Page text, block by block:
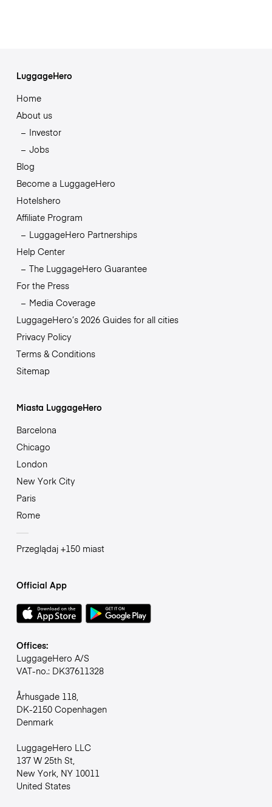
LuggageHero
Home
About us
Investor
Jobs
Blog
Become a LuggageHero
Hotelshero
Affiliate Program
LuggageHero Partnerships
Help Center
The LuggageHero Guarantee
For the Press
Media Coverage
LuggageHero’s 2026 Guides for all cities
Privacy Policy
Terms & Conditions
Sitemap
Miasta LuggageHero
Barcelona
Chicago
London
New York City
Paris
Rome
Przeglądaj +150 miast
Official App
Offices:
LuggageHero A/S
VAT-no.: DK37611328
Århusgade 118,
DK-2150 Copenhagen
Denmark
LuggageHero LLC
137 W 25th St,
New York, NY 10011
United States